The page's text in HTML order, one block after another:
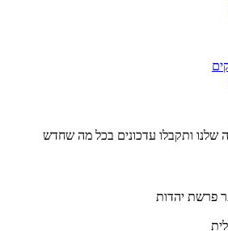
שלנו ותקבלו עדכונים בכל מה שחדש
פרשת יהדות